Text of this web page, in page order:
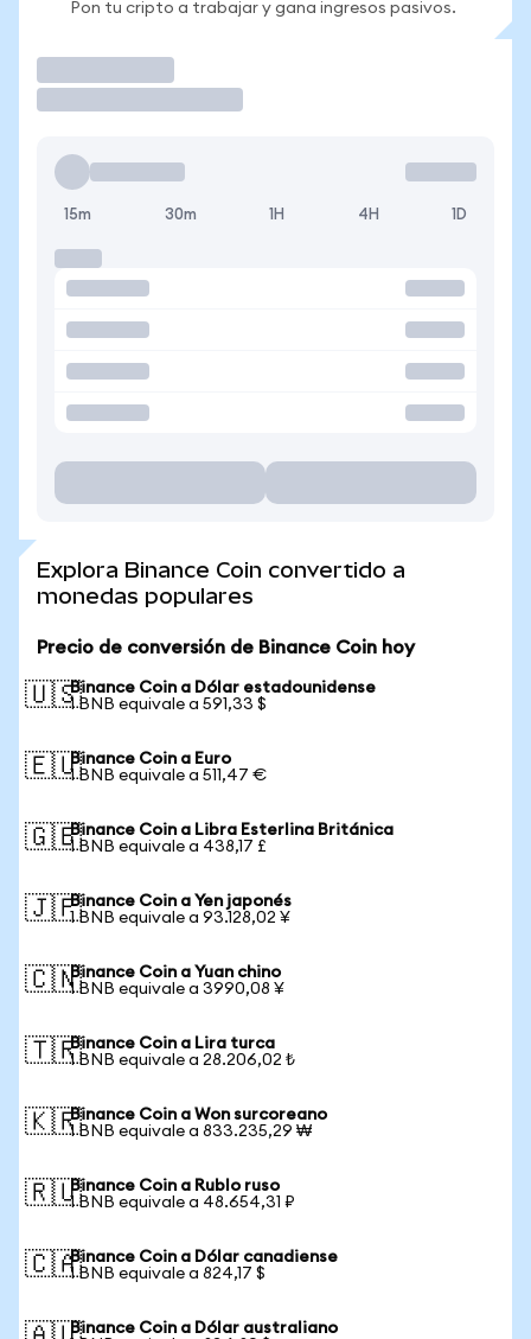
Pon tu cripto a trabajar y gana ingresos pasivos.
15m 30m 1H 4H 1D
Explora Binance Coin convertido a
monedas populares
Precio de conversión de Binance Coin hoy
🇺🇸Binance Coin a Dólar estadounidense
1 BNB equivale a 591,33 $
🇪🇺Binance Coin a Euro
1 BNB equivale a 511,47 €
🇬🇧Binance Coin a Libra Esterlina Británica
1 BNB equivale a 438,17 £
🇯🇵Binance Coin a Yen japonés
1 BNB equivale a 93.128,02 ¥
🇨🇳Binance Coin a Yuan chino
1 BNB equivale a 3990,08 ¥
🇹🇷Binance Coin a Lira turca
1 BNB equivale a 28.206,02 ₺
🇰🇷Binance Coin a Won surcoreano
1 BNB equivale a 833.235,29 ₩
🇷🇺Binance Coin a Rublo ruso
1 BNB equivale a 48.654,31 ₽
🇨🇦Binance Coin a Dólar canadiense
1 BNB equivale a 824,17 $
Binance Coin a Dólar australiano